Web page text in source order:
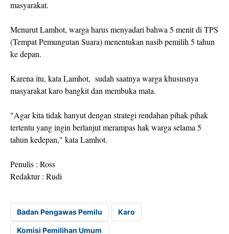
masyarakat.
Menurut Lamhot, warga harus menyadari bahwa 5 menit di TPS
(Tempat Pemungutan Suara) menentukan nasib pemilih 5 tahun
ke depan.
Karena itu, kata Lamhot, sudah saatnya warga khususnya
masyarakat karo bangkit dan membuka mata.
"Agar kita tidak hanyut dengan strategi rendahan pihak pihak
tertentu yang ingin berlanjut merampas hak warga selama 5
tahun kedepan," kata Lamhot.
Penulis : Ross
Redaktur : Rudi
Badan Pengawas Pemilu Karo
Komisi Pemilihan Umum